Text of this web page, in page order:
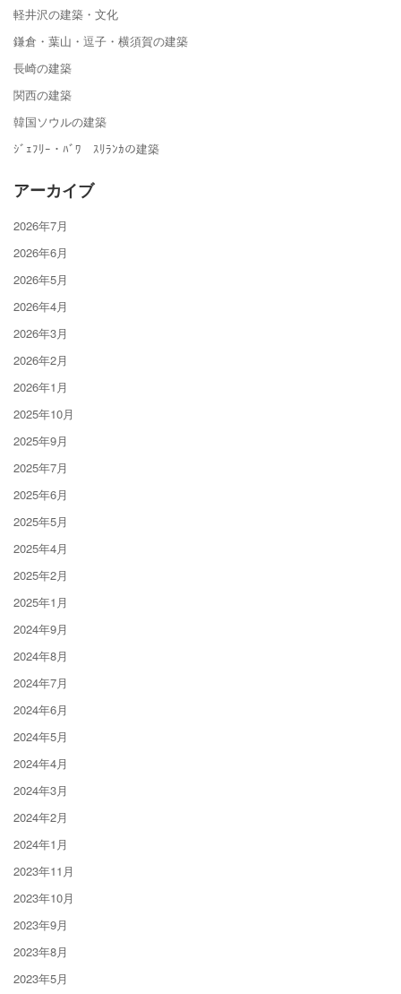
軽井沢の建築・文化
鎌倉・葉山・逗子・横須賀の建築
長崎の建築
関西の建築
韓国ソウルの建築
ｼﾞｪﾌﾘｰ・ﾊﾞﾜ ｽﾘﾗﾝｶの建築
アーカイブ
2026年7月
2026年6月
2026年5月
2026年4月
2026年3月
2026年2月
2026年1月
2025年10月
2025年9月
2025年7月
2025年6月
2025年5月
2025年4月
2025年2月
2025年1月
2024年9月
2024年8月
2024年7月
2024年6月
2024年5月
2024年4月
2024年3月
2024年2月
2024年1月
2023年11月
2023年10月
2023年9月
2023年8月
2023年5月